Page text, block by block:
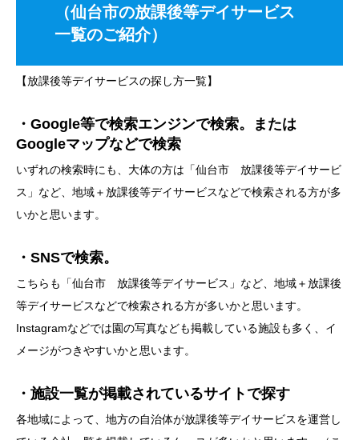
（仙台市の放課後等デイサービス
一覧のご紹介）
【放課後等デイサービスの探し方一覧】
・Google等で検索エンジンで検索。または
Googleマップなどで検索
いずれの検索時にも、大体の方は「仙台市 放課後等デイサービ
ス」など、地域＋放課後等デイサービスなどで検索される方が多
いかと思います。
・SNSで検索。
こちらも「仙台市 放課後等デイサービス」など、地域＋放課後
等デイサービスなどで検索される方が多いかと思います。
Instagramなどでは園の写真なども掲載している施設も多く、イ
メージがつきやすいかと思います。
・施設一覧が掲載されているサイトで探す
各地域によって、地方の自治体が放課後等デイサービスを運営し